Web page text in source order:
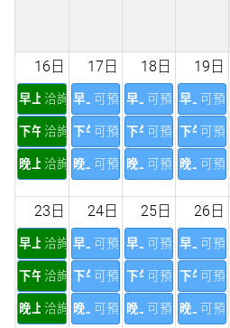
16日
早上 洽詢
下午 洽詢
晚上 洽詢
17日
早上可預訂
下午可預訂
晚上可預訂
18日
早上可預訂
下午可預訂
晚上可預訂
19日
早上可預
下午可預
晚上可預
23日
早上 洽詢
下午 洽詢
晚上 洽詢
24日
早上可預訂
下午可預訂
晚上可預訂
25日
早上可預訂
下午可預訂
晚上可預訂
26日
早上可預
下午可預
晚上可預